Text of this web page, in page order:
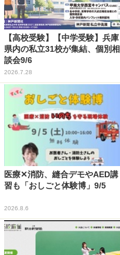
【高校受験】【中学受験】兵庫
県内の私立31校が集結、個別相
談会9/6
2026.7.28
医療✕消防、縫合デモやAED講
習も「おしごと体験博」9/5
2026.8.6